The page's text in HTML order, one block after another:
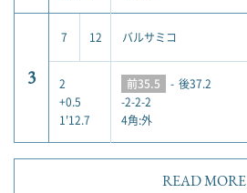
3
7 12 バルサミコ
2
+0.5
1'12.7
前35.5 - 後37.2
-2-2-2
4角:外
READ MORE